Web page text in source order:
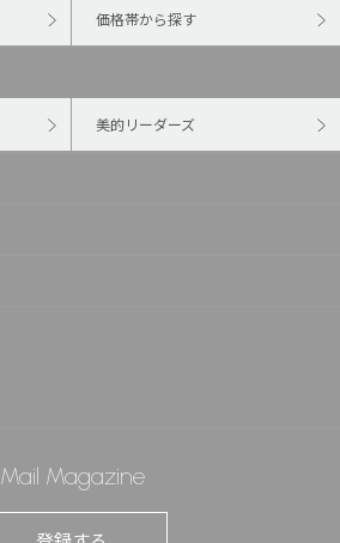
価格帯から探す
美的リーダーズ
Mail Magazine